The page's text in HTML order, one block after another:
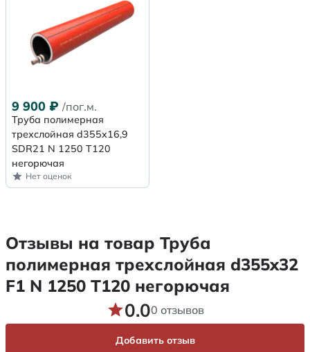
9 900 ₽ /пог.м.
Труба полимерная
трехслойная d355x16,9
SDR21 N 1250 Т120
негорючая
Нет оценок
Отзывы на товар Труба
полимерная трехслойная d355x32
F1 N 1250 Т120 негорючая
0.00 отзывов
Добавить отзыв